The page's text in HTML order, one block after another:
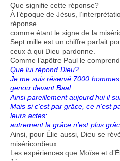
Que signifie cette réponse?
À l’époque de Jésus,
réponse
comme étant le signe de la
Sept mille est un chiffre parfait
ceux à qui Dieu pardonne.
Comme l’apôtre Paul le
Que lui répond Dieu?
Je me suis réservé 7000
genou devant Baal.
Ainsi pareillement aujourd’hui il
Mais si c’est par grâce, ce n’est
leurs actes;
autrement la grâce n’est plus
Ainsi, pour Élie aussi, Dieu se
miséricordieux.
Les expériences que Moïse et